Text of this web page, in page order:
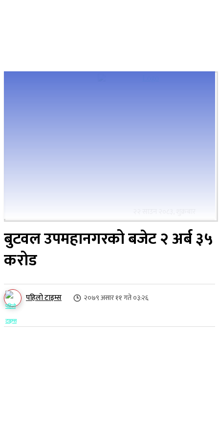
बुटवल उपमहानगरको बजेट २ अर्ब ३५
करोड
पहिलो टाइम्स २०७९ असार ११ गते ०३:२६